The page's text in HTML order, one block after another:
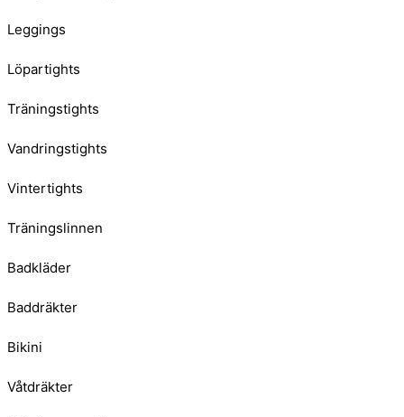
Leggings
Löpartights
Träningstights
Vandringstights
Vintertights
Träningslinnen
Badkläder
Baddräkter
Bikini
Våtdräkter